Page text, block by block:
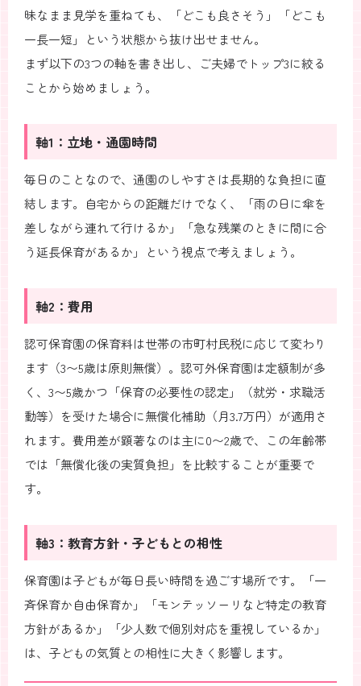
昧なまま見学を重ねても、「どこも良さそう」「どこも
一長一短」という状態から抜け出せません。
まず以下の3つの軸を書き出し、ご夫婦でトップ3に絞る
ことから始めましょう。
軸1：立地・通園時間
毎日のことなので、通園のしやすさは長期的な負担に直
結します。自宅からの距離だけでなく、「雨の日に傘を
差しながら連れて行けるか」「急な残業のときに間に合
う延長保育があるか」という視点で考えましょう。
軸2：費用
認可保育園の保育料は世帯の市町村民税に応じて変わり
ます（3〜5歳は原則無償）。認可外保育園は定額制が多
く、3〜5歳かつ「保育の必要性の認定」（就労・求職活
動等）を受けた場合に無償化補助（月3.7万円）が適用さ
れます。費用差が顕著なのは主に0〜2歳で、この年齢帯
では「無償化後の実質負担」を比較することが重要で
す。
軸3：教育方針・子どもとの相性
保育園は子どもが毎日長い時間を過ごす場所です。「一
斉保育か自由保育か」「モンテッソーリなど特定の教育
方針があるか」「少人数で個別対応を重視しているか」
は、子どもの気質との相性に大きく影響します。